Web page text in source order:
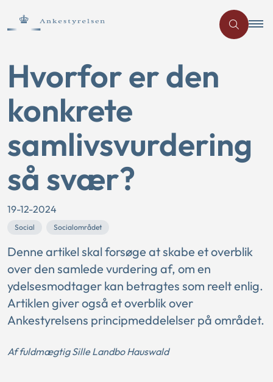
Hvorfor er den
konkrete
samlivsvurdering
så svær?
19-12-2024
Social Socialområdet
Denne artikel skal forsøge at skabe et overblik
over den samlede vurdering af, om en
ydelsesmodtager kan betragtes som reelt enlig.
Artiklen giver også et overblik over
Ankestyrelsens principmeddelelser på området.
Af fuldmægtig Sille Landbo Hauswald